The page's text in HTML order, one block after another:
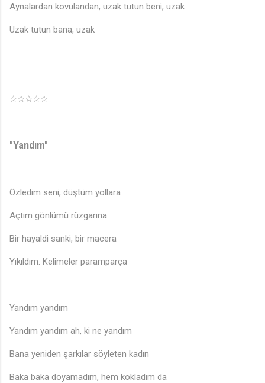
Aynalardan kovulandan, uzak tutun beni, uzak
Uzak tutun bana, uzak
☆☆☆☆☆
"Yandım"
Özledim seni, düştüm yollara
Açtım gönlümü rüzgarına
Bir hayaldi sanki, bir macera
Yıkıldım. Kelimeler paramparça
Yandım yandım
Yandım yandım ah, ki ne yandım
Bana yeniden şarkılar söyleten kadın
Baka baka doyamadım, hem kokladım da